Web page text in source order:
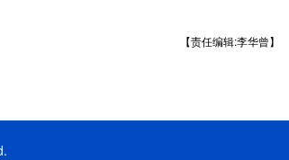
【责任编辑:李华曾】